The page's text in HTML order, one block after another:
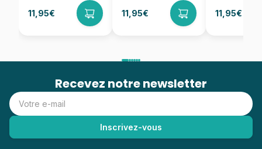
11,95€ 11,95€ 11,95€
Recevez notre newsletter